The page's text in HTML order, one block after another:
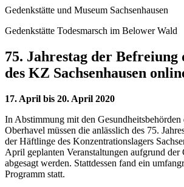
Gedenkstätte und Museum Sachsenhausen
Gedenkstätte Todesmarsch im Belower Wald
75. Jahrestag der
des KZ Sachsenhausen
17. April bis 20. April 2020
In Abstimmung mit den Gesundheitsbehörden
Oberhavel müssen die anlässlich des 75.
der Häftlinge des Konzentrationslagers
April geplanten Veranstaltungen aufgrund der
abgesagt werden. Stattdessen fand ein
Programm statt.